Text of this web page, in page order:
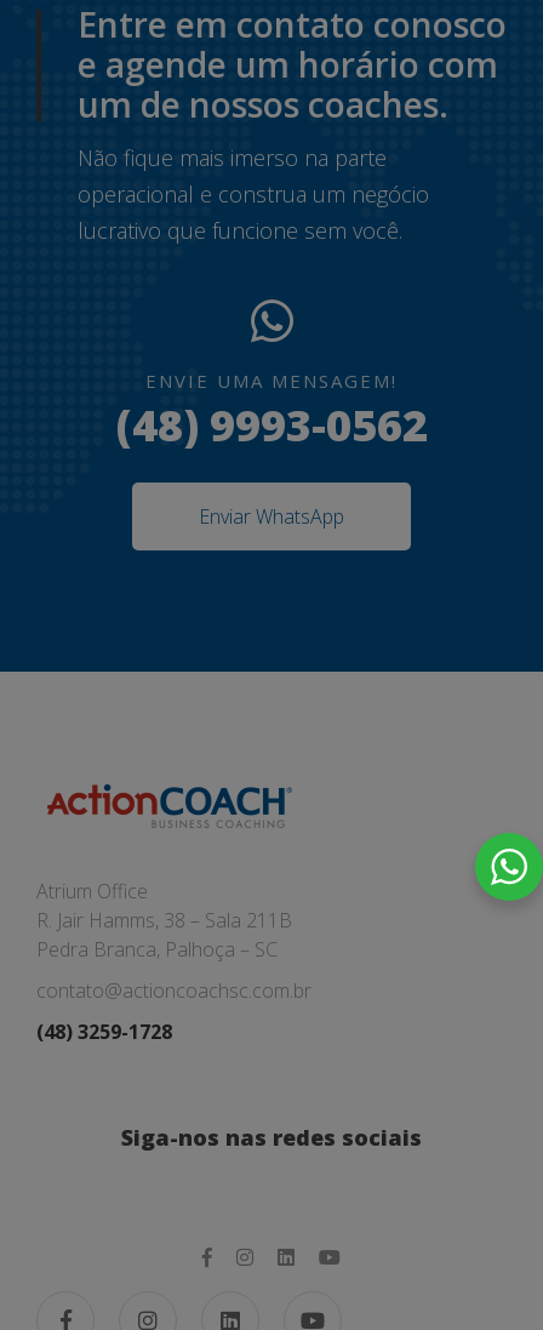
Entre em contato conosco
e agende um horário com
um de nossos coaches.
Não fique mais imerso na parte
operacional e construa um negócio
lucrativo que funcione sem você.
ENVIE UMA MENSAGEM!
(48) 9993-0562
Enviar WhatsApp
Atrium Office
R. Jair Hamms, 38 – Sala 211B
Pedra Branca, Palhoça – SC
contato@actioncoachsc.com.br
(48) 3259-1728
Siga-nos nas redes sociais